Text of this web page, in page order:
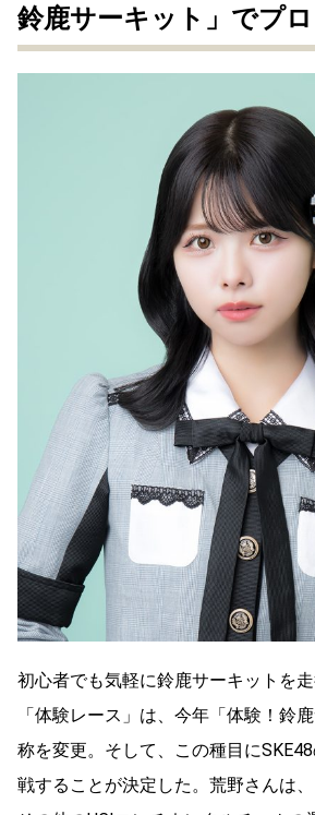
鈴鹿サーキット」でプ
初心者でも気軽に鈴鹿サーキットを
「体験レース」は、今年「体験！鈴
称を変更。そして、この種目に
戦することが決定した。荒野さんは